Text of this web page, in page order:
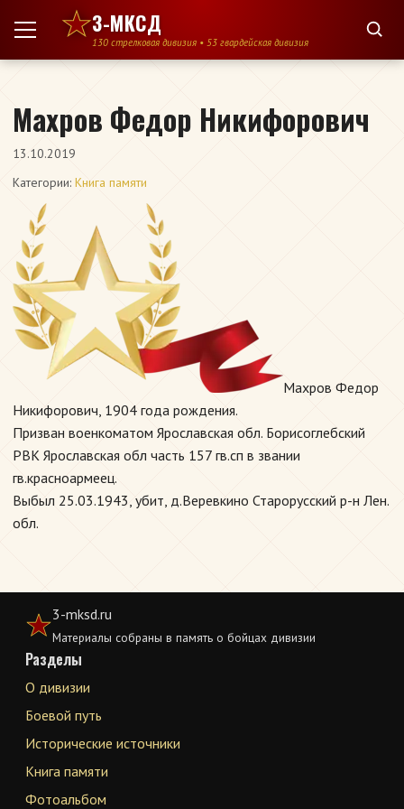
Перейти к содержимому
3-МКСД
130 стрелковая дивизия • 53 гвардейская дивизия
Махров Федор Никифорович
13.10.2019
Категории: Книга памяти
Махров Федор
Никифорович, 1904 года рождения.
Призван военкоматом Ярославская обл. Борисоглебский
РВК Ярославская обл часть 157 гв.сп в звании
гв.красноармеец.
Выбыл 25.03.1943, убит, д.Веревкино Старорусский р-н Лен.
обл.
3-mksd.ru
Материалы собраны в память о бойцах дивизии
Разделы
О дивизии
Боевой путь
Исторические источники
Книга памяти
Фотоальбом